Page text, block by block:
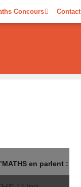
Concours Contact
en parlent :